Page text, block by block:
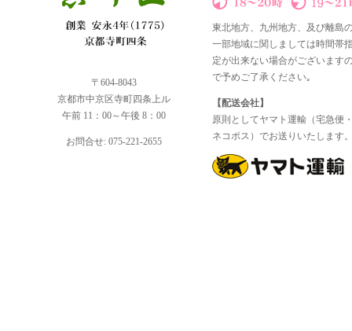
〒604-8043
京都市中京区寺町四条上ル
午前 11：00～午後 8：00
お問合せ: 075-221-2655
東北地方、九州地方、及び離島
一部地域に関しましては時間帯
定が出来ない場合がございます
で予めご了承ください｡
【配送会社】
原則としてヤマト運輸（宅急便
ネコポス）でお送りいたします